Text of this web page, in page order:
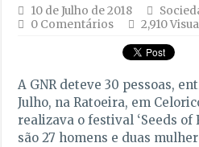
10 de Julho de 2018
0 Comentários
2,910
A GNR deteve 30 pessoas,
Julho, na Ratoeira, em
realizava o festival ‘Seeds of
são 27 homens e duas